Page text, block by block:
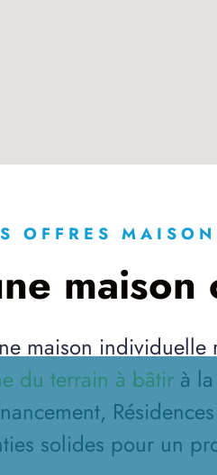
OFFRES
maison
maison
du terrain à bâtir à
solides pour un